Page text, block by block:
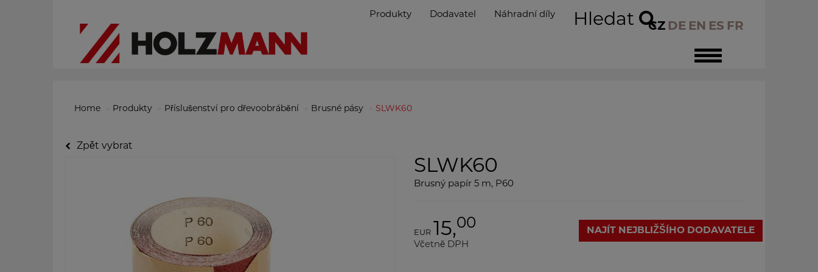
Toggle
navigation
CZ DE EN ES FR
Produkty Dodavatel Náhradní díly Hledat
Home Produkty Příslušenství pro dřevoobrábění Brusné pásy SLWK60
Zpět vybrat
SLWK60
Brusný papír 5 m, P60
EUR 15,00
Včetně DPH
NAJÍT NEJBLIŽŠÍHO DODAVATELE